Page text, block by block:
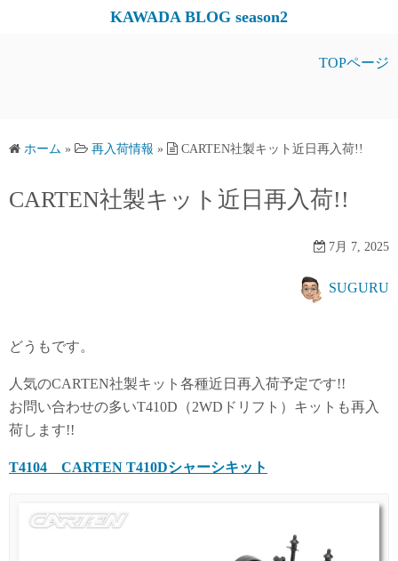
ス
ッ
KAWADA BLOG season2
TOPページ
ホーム » 再入荷情報 » CARTEN社製キット近日再入荷!!
CARTEN社製キット近日再入荷!!
7月 7, 2025
SUGURU
どうもです。
人気のCARTEN社製キット各種近日再入荷予定です!!
お問い合わせの多いT410D（2WDドリフト）キットも再入
荷します!!
T4104 CARTEN T410Dシャーシキット